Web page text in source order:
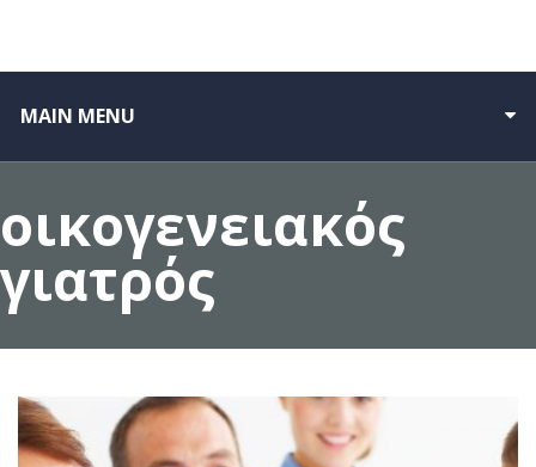
MAIN MENU
οικογενειακός
γιατρός